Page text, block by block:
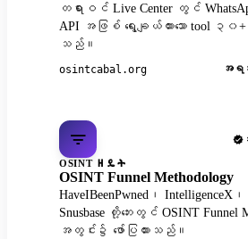
တရားဝင် Live Center တွင်
API အဖြစ် ရွေးချယ်ထားသော tool
သည်။
osintcabal.org အရ
OSINT ዘዴት
OSINT Funnel Methodology
HaveIBeenPwned၊ IntelligenceX
Snusbase တို့ဘေးတွင် OSINT Funnel
အတွင်း၌ ဖော်ပြထားသည်။